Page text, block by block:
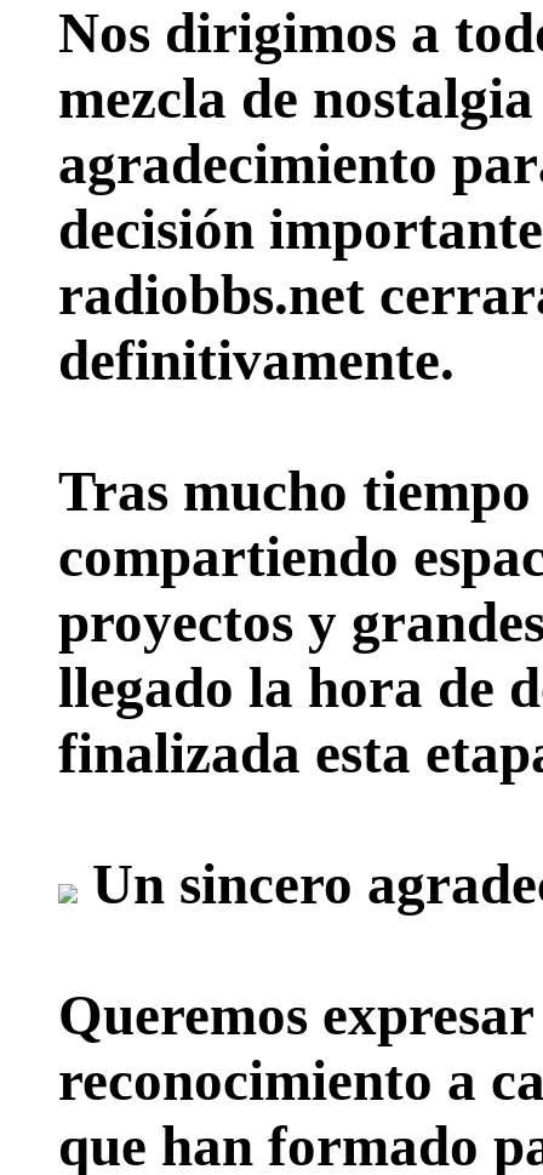
Nos dirigimos a
mezcla de
agradecimiento
decisión
radiobbs.net
definitivamente.
Tras mucho
compartiendo
proyectos y
llegado la hora de
finalizada esta
Un sincero
Queremos
reconocimiento a
que han formado